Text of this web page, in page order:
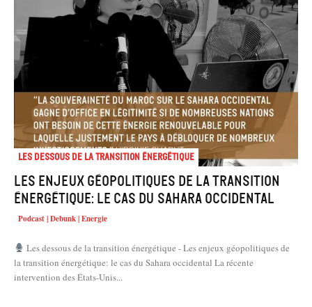
Les dessous de la transition énergétique
Les enjeux géopolitiques de la transition
énergétique: le cas du Sahara occidental
Podcast | Debunk | Energie
Les dessous de la transition énergétique - Les enjeux géopolitiques de
la transition énergétique: le cas du Sahara occidental La récente
intervention des États-Unis...